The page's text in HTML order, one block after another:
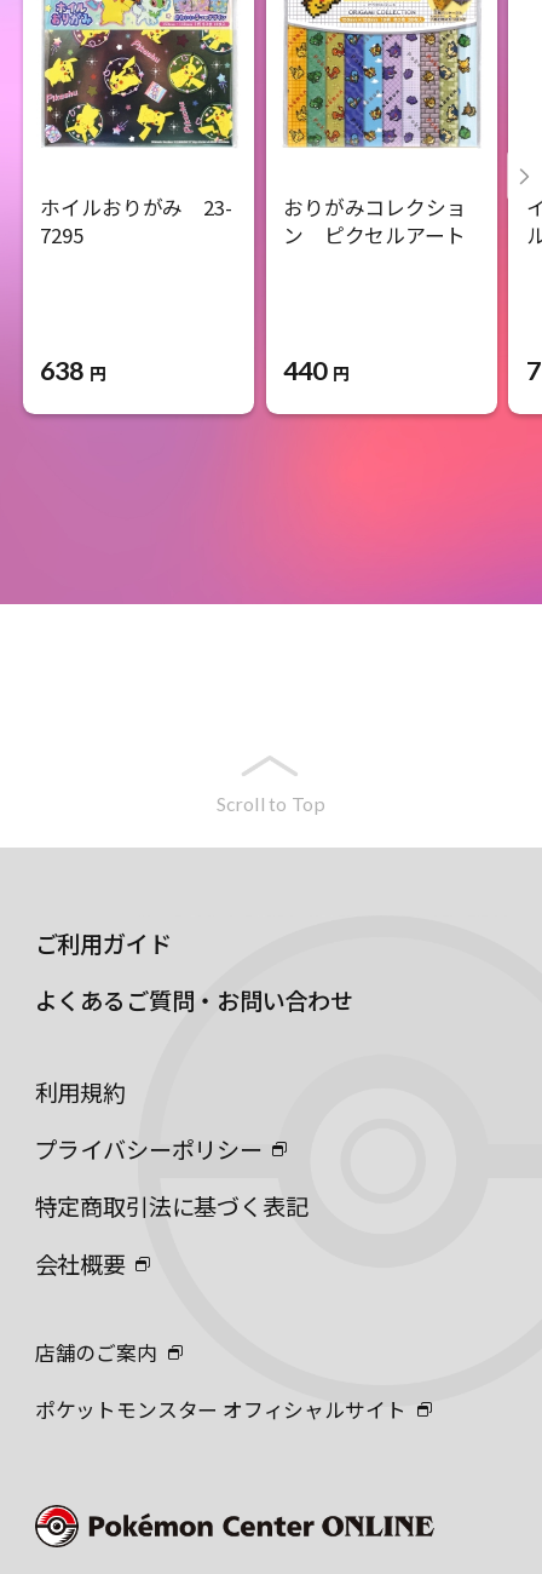
ホイルおりがみ 23-
7295
638 円
おりがみコレクショ
ン ピクセルアート
440 円
Scroll to Top
ご利用ガイド
よくあるご質問・お問い合わせ
利用規約
プライバシーポリシー
特定商取引法に基づく表記
会社概要
店舗のご案内
ポケットモンスター オフィシャルサイト